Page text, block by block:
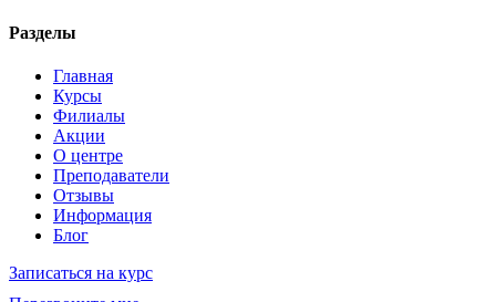
Разделы
Главная
Курсы
Филиалы
Акции
О центре
Преподаватели
Отзывы
Информация
Блог
Записаться на курс